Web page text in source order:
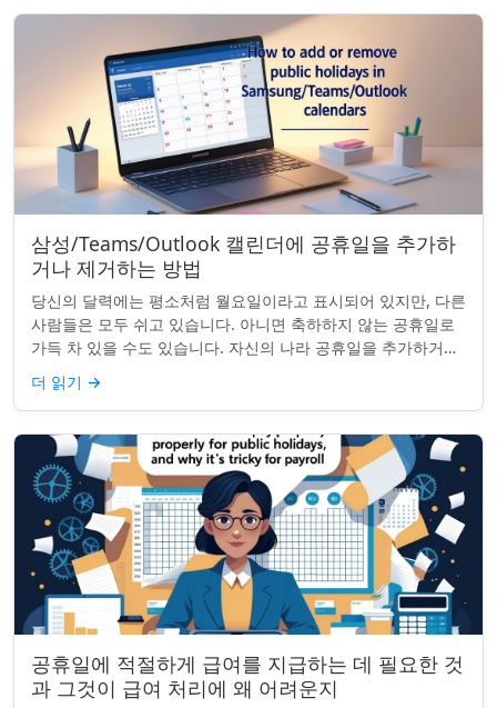
삼성/Teams/Outlook 캘린더에 공휴일을 추가하
거나 제거하는 방법
당신의 달력에는 평소처럼 월요일이라고 표시되어 있지만, 다른
사람들은 모두 쉬고 있습니다. 아니면 축하하지 않는 공휴일로
가득 차 있을 수도 있습니다. 자신의 나라 공휴일을 추가하거나
원하지 않는 공휴일을 정리하려는...
더 읽기 →
공휴일에 적절하게 급여를 지급하는 데 필요한 것
과 그것이 급여 처리에 왜 어려운지